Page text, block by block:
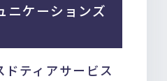
ニケーションズ
ドティアサービス